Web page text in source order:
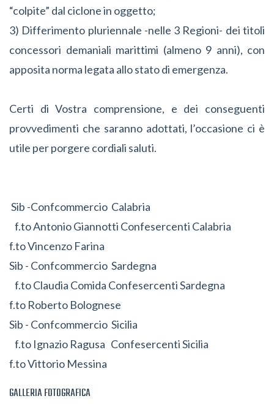
“colpite” dal ciclone in oggetto;
3) Differimento pluriennale -nelle 3 Regioni- dei titoli
concessori demaniali marittimi (almeno 9 anni), con
apposita norma legata allo stato di emergenza.
Certi di Vostra comprensione, e dei conseguenti
provvedimenti che saranno adottati, l’occasione ci è
utile per porgere cordiali saluti.
Sib -Confcommercio Calabria
f.to Antonio Giannotti Confesercenti Calabria
f.to Vincenzo Farina
Sib - Confcommercio Sardegna
f.to Claudia Comida Confesercenti Sardegna
f.to Roberto Bolognese
Sib - Confcommercio Sicilia
f.to Ignazio Ragusa Confesercenti Sicilia
f.to Vittorio Messina
GALLERIA FOTOGRAFICA